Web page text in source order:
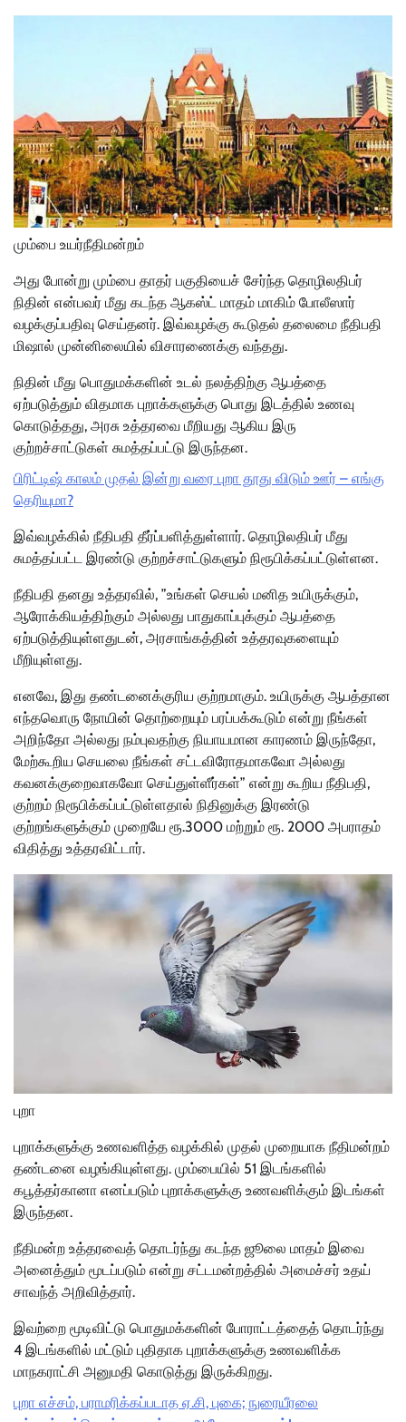
மும்பை உயர்நீதிமன்றம்
அது போன்று மும்பை தாதர் பகுதியைச் சேர்ந்த தொழிலதிபர்
நிதின் என்பவர் மீது கடந்த ஆகஸ்ட் மாதம் மாகிம் போலீஸார்
வழக்குப்பதிவு செய்தனர். இவ்வழக்கு கூடுதல் தலைமை நீதிபதி
மிஷால் முன்னிலையில் விசாரணைக்கு வந்தது.
நிதின் மீது பொதுமக்களின் உடல் நலத்திற்கு ஆபத்தை
ஏற்படுத்தும் விதமாக புறாக்களுக்கு பொது இடத்தில் உணவு
கொடுத்தது, அரசு உத்தரவை மீறியது ஆகிய இரு
குற்றச்சாட்டுகள் சுமத்தப்பட்டு இருந்தன.
பிரிட்டிஷ் காலம் முதல் இன்று வரை புறா தூது விடும் ஊர் – எங்கு
தெரியுமா?
இவ்வழக்கில் நீதிபதி தீர்ப்பளித்துள்ளார். தொழிலதிபர் மீது
சுமத்தப்பட்ட இரண்டு குற்றச்சாட்டுகளும் நிரூபிக்கப்பட்டுள்ளன.
நீதிபதி தனது உத்தரவில், ”உங்கள் செயல் மனித உயிருக்கும்,
ஆரோக்கியத்திற்கும் அல்லது பாதுகாப்புக்கும் ஆபத்தை
ஏற்படுத்தியுள்ளதுடன், அரசாங்கத்தின் உத்தரவுகளையும்
மீறியுள்ளது.
எனவே, இது தண்டனைக்குரிய குற்றமாகும். உயிருக்கு ஆபத்தான
எந்தவொரு நோயின் தொற்றையும் பரப்பக்கூடும் என்று நீங்கள்
அறிந்தோ அல்லது நம்புவதற்கு நியாயமான காரணம் இருந்தோ,
மேற்கூறிய செயலை நீங்கள் சட்டவிரோதமாகவோ அல்லது
கவனக்குறைவாகவோ செய்துள்ளீர்கள்” என்று கூறிய நீதிபதி,
குற்றம் நிரூபிக்கப்பட்டுள்ளதால் நிதினுக்கு இரண்டு
குற்றங்களுக்கும் முறையே ரூ.3000 மற்றும் ரூ. 2000 அபராதம்
விதித்து உத்தரவிட்டார்.
புறா
புறாக்களுக்கு உணவளித்த வழக்கில் முதல் முறையாக நீதிமன்றம்
தண்டனை வழங்கியுள்ளது. மும்பையில் 51 இடங்களில்
கபூத்தர்கானா எனப்படும் புறாக்களுக்கு உணவளிக்கும் இடங்கள்
இருந்தன.
நீதிமன்ற உத்தரவைத் தொடர்ந்து கடந்த ஜூலை மாதம் இவை
அனைத்தும் மூடப்படும் என்று சட்டமன்றத்தில் அமைச்சர் உதய்
சாவந்த் அறிவித்தார்.
இவற்றை மூடிவிட்டு பொதுமக்களின் போராட்டத்தைத் தொடர்ந்து
4 இடங்களில் மட்டும் புதிதாக புறாக்களுக்கு உணவளிக்க
மாநகராட்சி அனுமதி கொடுத்து இருக்கிறது.
புறா எச்சம், பராமரிக்கப்படாத ஏ.சி, புகை; நுரையீரலை